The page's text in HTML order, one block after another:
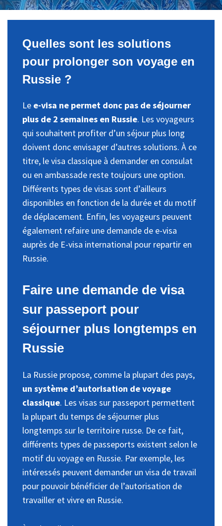
Quelles sont les solutions
pour prolonger son voyage en
Russie ?
Le e-visa ne permet donc pas de séjourner
plus de 2 semaines en Russie. Les voyageurs
qui souhaitent profiter d’un séjour plus long
doivent donc envisager d’autres solutions. À ce
titre, le visa classique à demander en consulat
ou en ambassade reste toujours une option.
Différents types de visas sont d’ailleurs
disponibles en fonction de la durée et du motif
de déplacement. Enfin, les voyageurs peuvent
également refaire une demande de e-visa
auprès de E-visa international pour repartir en
Russie.
Faire une demande de visa
sur passeport pour
séjourner plus longtemps en
Russie
La Russie propose, comme la plupart des pays,
un système d’autorisation de voyage
classique. Les visas sur passeport permettent
la plupart du temps de séjourner plus
longtemps sur le territoire russe. De ce fait,
différents types de passeports existent selon le
motif du voyage en Russie. Par exemple, les
intéressés peuvent demander un visa de travail
pour pouvoir bénéficier de l’autorisation de
travailler et vivre en Russie.